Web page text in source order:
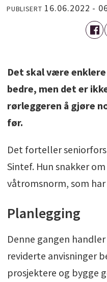
PUBLISERT 16.06.2022 -
Det skal være
bedre, men det er
rørleggeren å gjøre
før.
Det forteller
Sintef. Hun snakker
våtromsnorm, som
Planlegging
Denne gangen
reviderte anvisninger
prosjektere og bygge